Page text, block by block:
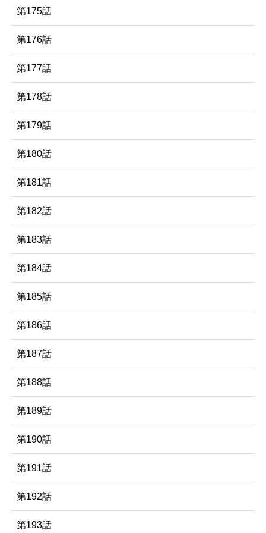
第175話
第176話
第177話
第178話
第179話
第180話
第181話
第182話
第183話
第184話
第185話
第186話
第187話
第188話
第189話
第190話
第191話
第192話
第193話